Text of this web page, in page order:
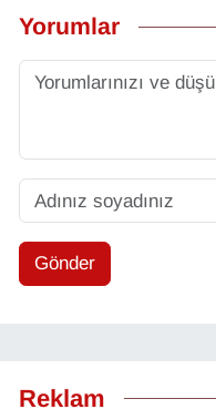
Yorumlar
Gönder
Reklam